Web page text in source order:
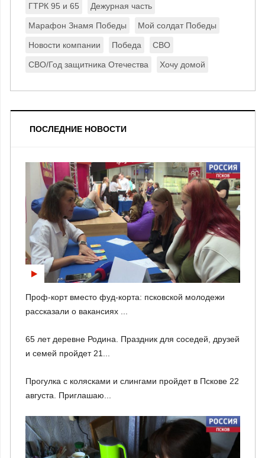
ГТРК 95 и 65 Дежурная часть
Марафон Знамя Победы Мой солдат Победы
Новости компании Победа СВО
СВО/Год защитника Отечества Хочу домой
ПОСЛЕДНИЕ НОВОСТИ
Проф-корт вместо фуд-корта: псковской молодежи
рассказали о вакансиях ...
65 лет деревне Родина. Праздник для соседей, друзей
и семей пройдет 21...
Прогулка с колясками и слингами пройдет в Пскове 22
августа. Приглашаю...